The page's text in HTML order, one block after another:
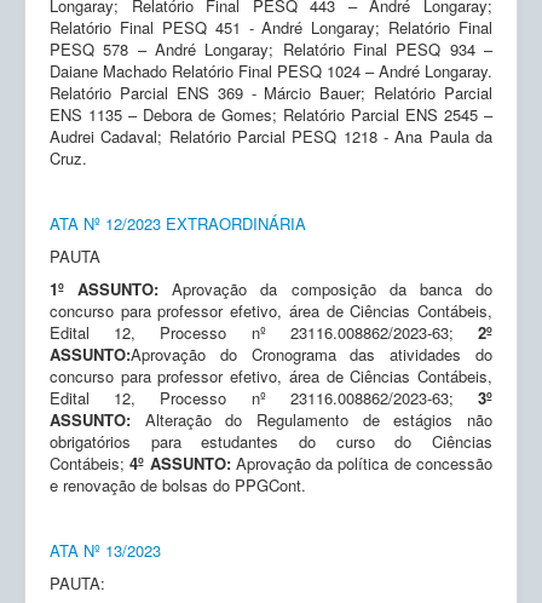
Longaray; Relatório Final PESQ 443 – André Longaray;
Relatório Final PESQ 451 - André Longaray; Relatório Final
PESQ 578 – André Longaray; Relatório Final PESQ 934 –
Daiane Machado Relatório Final PESQ 1024 – André Longaray.
Relatório Parcial ENS 369 - Márcio Bauer; Relatório Parcial
ENS 1135 – Debora de Gomes; Relatório Parcial ENS 2545 –
Audrei Cadaval; Relatório Parcial PESQ 1218 - Ana Paula da
Cruz.
ATA Nº 12/2023 EXTRAORDINÁRIA
PAUTA
1º ASSUNTO:Aprovação da composição da banca do
concurso para professor efetivo, área de Ciências Contábeis,
Edital 12, Processo nº 23116.008862/2023-63; 2º
ASSUNTO:Aprovação do Cronograma das atividades do
concurso para professor efetivo, área de Ciências Contábeis,
Edital 12, Processo nº 23116.008862/2023-63; 3º
ASSUNTO: Alteração do Regulamento de estágios não
obrigatórios para estudantes do curso do Ciências
Contábeis;4º ASSUNTO: Aprovação da política de concessão
e renovação de bolsas do PPGCont.
ATA Nº 13/2023
PAUTA: